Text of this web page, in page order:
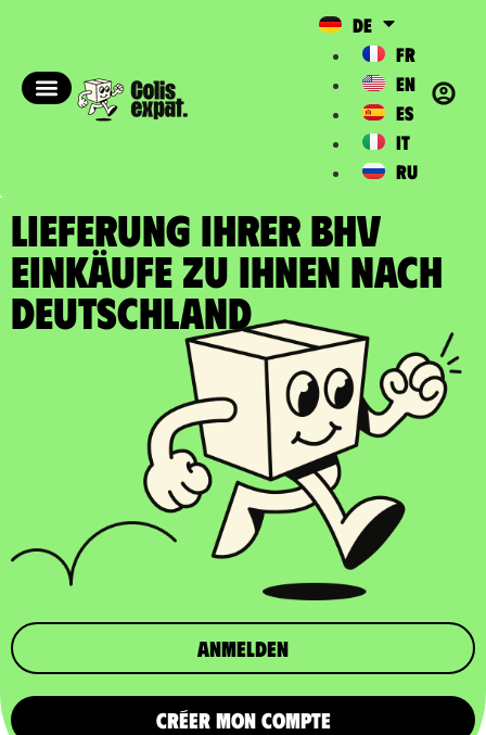
DE
FR
EN
ES
IT
RU
LIEFERUNG IHRER BHV
EINKÄUFE zu Ihnen nach
Deutschland
Anmelden
CRÉER MON COMPTE